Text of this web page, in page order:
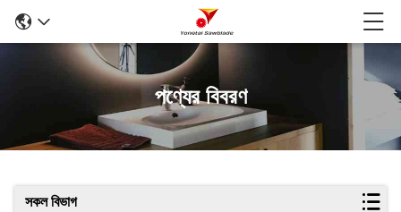
পণ্যের বিবরণ
সকল বিভাগ